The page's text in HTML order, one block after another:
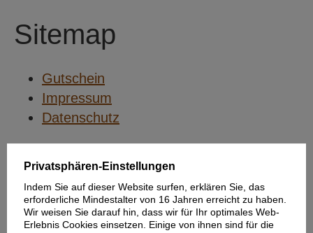
Sitemap
Gutschein
Impressum
Datenschutz
Privatsphären-Einstellungen
Indem Sie auf dieser Website surfen, erklären Sie, das
erforderliche Mindestalter von 16 Jahren erreicht zu haben.
Wir weisen Sie darauf hin, dass wir für Ihr optimales Web-
Erlebnis Cookies einsetzen. Einige von ihnen sind für die